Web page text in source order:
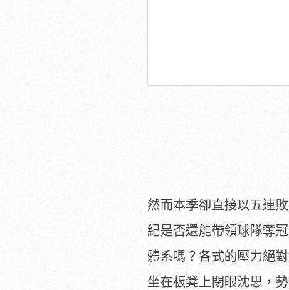
然而本季卻直接以五連
紀是否還能帶領球隊奪
體系嗎？各式的壓力絕
坐在板凳上閉眼沈思，